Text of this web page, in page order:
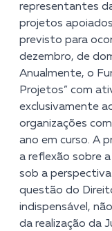
representantes
projetos
previsto para
dezembro, de
Anualmente, o
Projetos” com
exclusivamente
organizações
ano em curso. A
a reflexão sobre
sob a
questão do
indispensável,
da realização da